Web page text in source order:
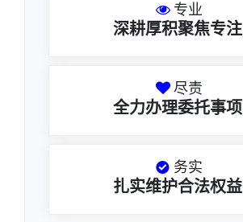
专业
深耕厚积聚焦专注
尽责
全力办理委托事项
务实
扎实维护合法权益